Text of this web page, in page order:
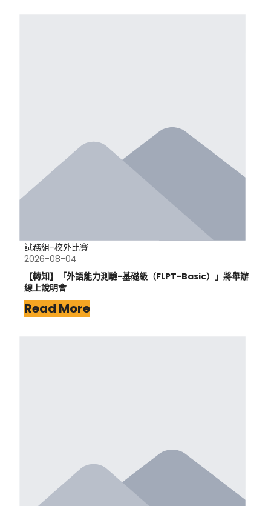
試務組-校外比賽
2026-08-04
【轉知】「外語能力測驗-基礎級（FLPT-Basic）」將舉辦
線上說明會
Read More